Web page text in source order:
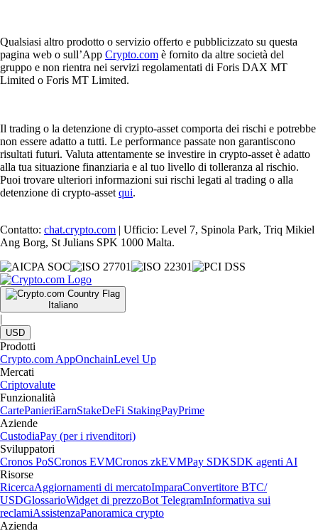
Qualsiasi altro prodotto o servizio offerto e pubblicizzato su questa
pagina web o sull’App Crypto.com è fornito da altre società del
gruppo e non rientra nei servizi regolamentati di Foris DAX MT
Limited o Foris MT Limited.
Il trading o la detenzione di crypto-asset comporta dei rischi e potrebbe
non essere adatto a tutti. Le performance passate non garantiscono
risultati futuri. Valuta attentamente se investire in crypto-asset è adatto
alla tua situazione finanziaria e al tuo livello di tolleranza al rischio.
Puoi trovare ulteriori informazioni sui rischi legati al trading o alla
detenzione di crypto-asset qui.
Contatto: chat.crypto.com | Ufficio: Level 7, Spinola Park, Triq Mikiel
Ang Borg, St Julians SPK 1000 Malta.
Italiano
|
USD
Prodotti
Crypto.com AppOnchainLevel Up
Mercati
Criptovalute
Funzionalità
CartePanieriEarnStakeDeFi StakingPayPrime
Aziende
CustodiaPay (per i rivenditori)
Sviluppatori
Cronos PoSCronos EVMCronos zkEVMPay SDKSDK agenti AI
Risorse
RicercaAggiornamenti di mercatoImparaConvertitore BTC/
USDGlossarioWidget di prezzoBot TelegramInformativa sui
reclamiAssistenzaPanoramica crypto
Azienda